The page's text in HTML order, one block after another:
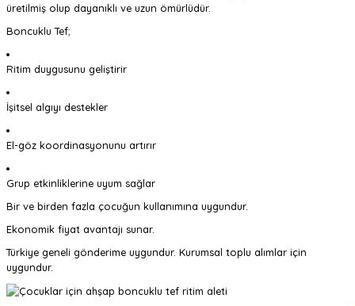
üretilmiş olup dayanıklı ve uzun ömürlüdür.
Boncuklu Tef;
Ritim duygusunu geliştirir
İşitsel algıyı destekler
El-göz koordinasyonunu artırır
Grup etkinliklerine uyum sağlar
Bir ve birden fazla çocuğun kullanımına uygundur.
Ekonomik fiyat avantajı sunar.
Türkiye geneli gönderime uygundur. Kurumsal toplu alımlar için
uygundur.